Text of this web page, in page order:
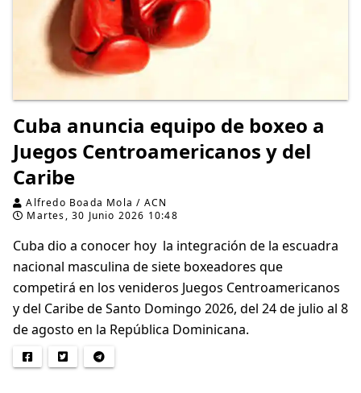
Cuba anuncia equipo de boxeo a
Juegos Centroamericanos y del
Caribe
Alfredo Boada Mola / ACN
Martes, 30 Junio 2026 10:48
Cuba dio a conocer hoy la integración de la escuadra
nacional masculina de siete boxeadores que
competirá en los venideros Juegos Centroamericanos
y del Caribe de Santo Domingo 2026, del 24 de julio al 8
de agosto en la República Dominicana.